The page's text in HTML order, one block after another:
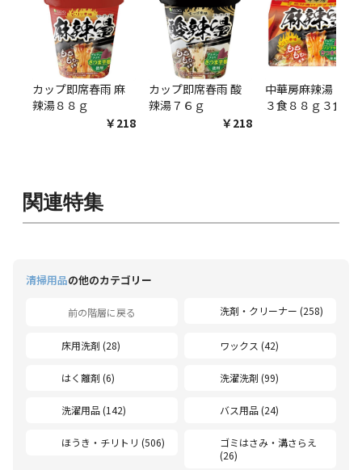
カップ即席春雨 麻
辣湯８８ｇ
￥218
カップ即席春雨 酸
辣湯７６ｇ
￥218
中華房麻辣湯 袋麺
３食８８ｇ３食
関連特集
清掃用品の他のカテゴリー
前の階層に戻る 洗剤・クリーナー (258)
床用洗剤 (28) ワックス (42)
はく離剤 (6) 洗濯洗剤 (99)
洗濯用品 (142) バス用品 (24)
ほうき・チリトリ (506)
ゴミはさみ・溝さらえ
(26)